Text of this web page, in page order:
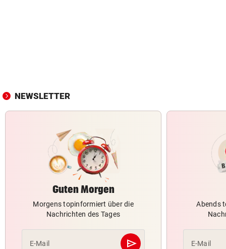
NEWSLETTER
Guten Morgen
Morgens topinformiert über die
Nachrichten des Tages
E-Mail send
Abschicken
Abends
E-Mail